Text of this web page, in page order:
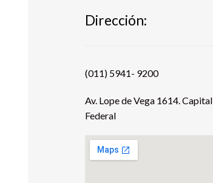
Dirección:
(011) 5941- 9200
Av. Lope de Vega 1614. Capital
Federal